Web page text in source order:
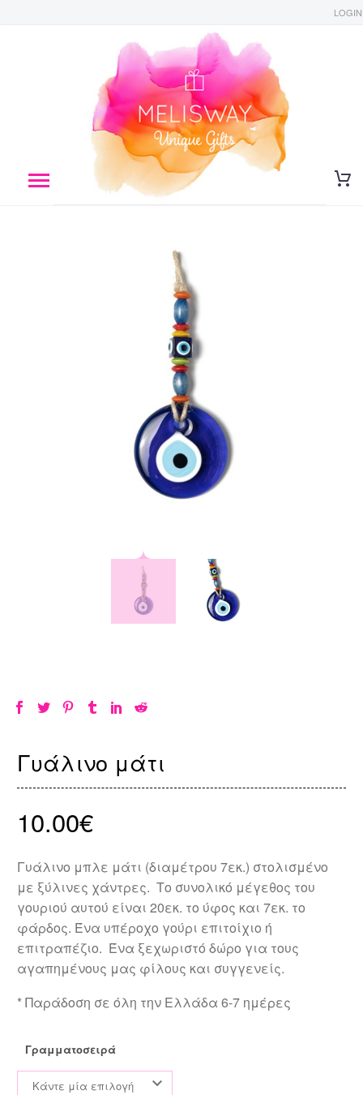
LOGIN
Γυάλινο μάτι
10.00€
Γυάλινο μπλε μάτι (διαμέτρου 7εκ.) στολισμένο
με ξύλινες χάντρες. Το συνολικό μέγεθος του
γουριού αυτού είναι 20εκ. το ύφος και 7εκ. το
φάρδος. Ένα υπέροχο γούρι επιτοίχιο ή
επιτραπέζιο. Ένα ξεχωριστό δώρο για τους
αγαπημένους μας φίλους και συγγενείς.
* Παράδοση σε όλη την Ελλάδα 6-7 ημέρες
Γραμματοσειρά
Κάντε μία επιλογή